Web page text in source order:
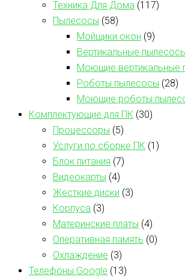
Техника Для Дома (117)
Пылесосы (58)
Мойщики окон (9)
Вертикальные
Моющие вертикальные
Роботы пылесосы (28)
Моющие роботы
Комплектующие для ПК (30)
Процессоры (5)
Услуги по сборке ПК (1)
Блок питания (7)
Видеокарты (4)
Жесткие диски (3)
Корпуса (3)
Материнские платы (4)
Оперативная память (0)
Охлаждение (3)
Телефоны Google (13)